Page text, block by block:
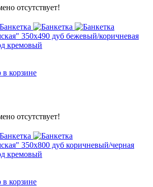
отсутствует!
350х490 дуб бежевый/коричневая
кремовый
в корзине
отсутствует!
350х800 дуб коричневый/черная
кремовый
в корзине